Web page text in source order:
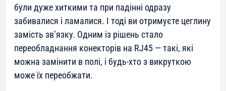
були дуже хиткими та при падінні одразу
забивалися і ламалися. І тоді ви отримуєте цеглину
замість зв’язку. Одним із рішень стало
переобладнання конекторів на RJ45 — такі, які
можна замінити в полі, і будь-хто з викруткою
може їх переобжати.